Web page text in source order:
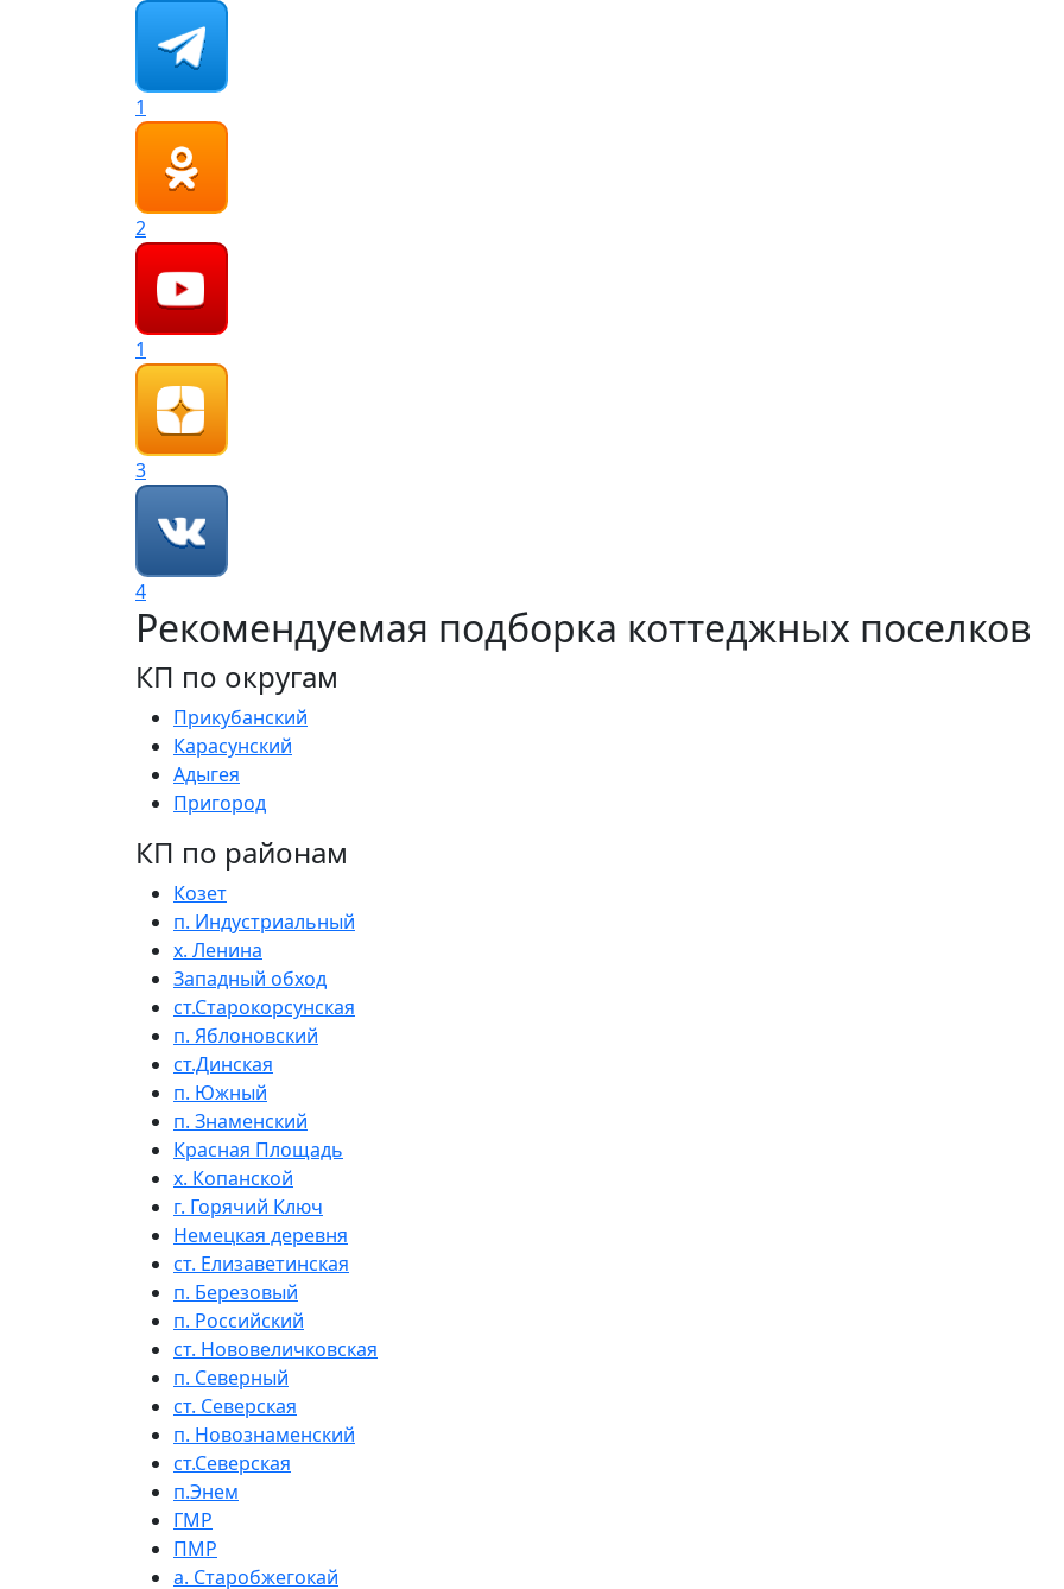
1
2
1
3
4
Рекомендуемая подборка коттеджных поселков
КП по округам
Прикубанский
Карасунский
Адыгея
Пригород
КП по районам
Козет
п. Индустриальный
х. Ленина
Западный обход
ст.Старокорсунская
п. Яблоновский
ст.Динская
п. Южный
п. Знаменский
Красная Площадь
х. Копанской
г. Горячий Ключ
Немецкая деревня
ст. Елизаветинская
п. Березовый
п. Российский
ст. Нововеличковская
п. Северный
ст. Северская
п. Новознаменский
ст.Северская
п.Энем
ГМР
ПМР
а. Старобжегокай